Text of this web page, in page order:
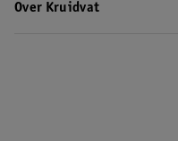
Over Kruidvat